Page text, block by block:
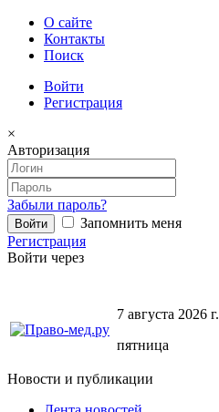
О сайте
Контакты
Поиск
Войти
Регистрация
×
Авторизация
Забыли пароль?
Запомнить меня
Регистрация
Войти через
7 августа 2026 г.
пятница
Новости и публикации